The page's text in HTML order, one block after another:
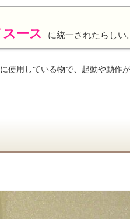
ース に統一されたらしい
使用している物で、起動や動作